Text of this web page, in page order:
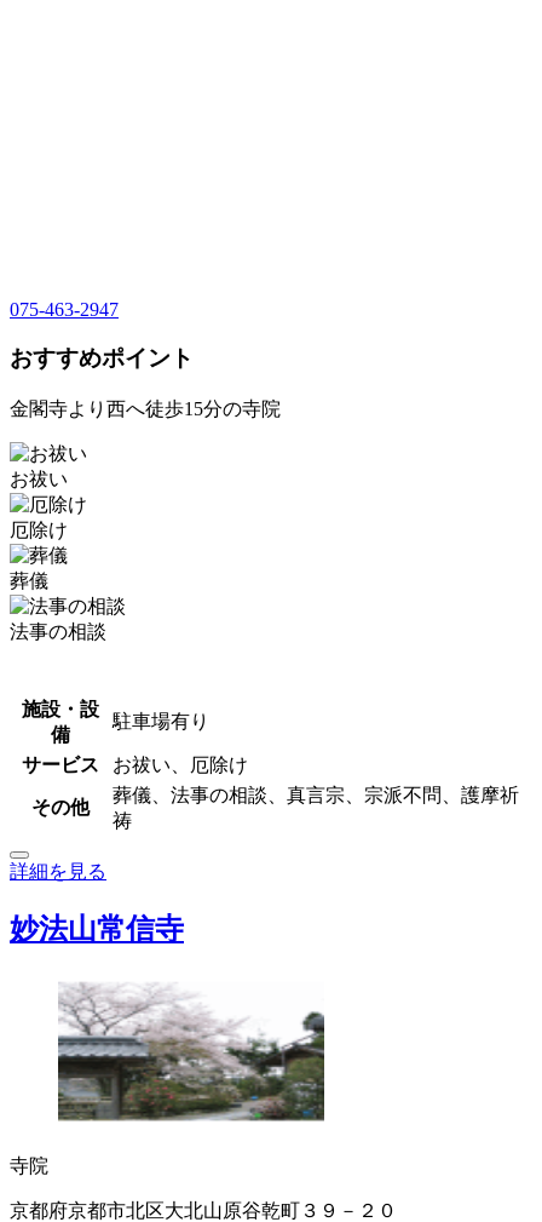
075-463-2947
おすすめポイント
金閣寺より西へ徒歩15分の寺院
お祓い
厄除け
葬儀
法事の相談
施設・設
備
駐車場有り
サービス お祓い、厄除け
その他
葬儀、法事の相談、真言宗、宗派不問、護摩祈
祷
詳細を見る
妙法山常信寺
寺院
京都府京都市北区大北山原谷乾町３９－２０